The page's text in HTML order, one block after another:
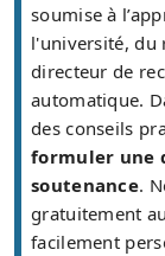
soumise à
l'université, du
directeur de
automatique.
des conseils
formuler une
soutenance.
gratuitement
facilement